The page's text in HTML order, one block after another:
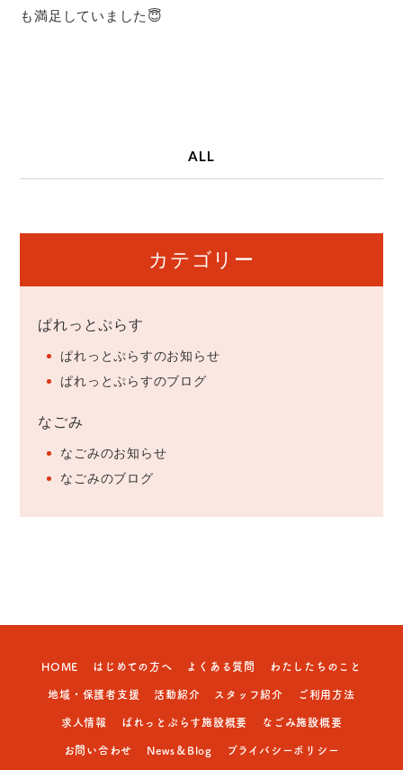
も満足していました😇
ALL
カテゴリー
ぱれっとぷらす
ぱれっとぷらすのお知らせ
ぱれっとぷらすのブログ
なごみ
なごみのお知らせ
なごみのブログ
HOME はじめての方へ よくある質問
わたしたちのこと
地域・保護者支援
活動紹介 スタッフ紹介
ご利用方法
求人情報
ぱれっとぷらす施設概要
なごみ施設概要
お問い合わせ
News＆Blog プライバシーポリシー